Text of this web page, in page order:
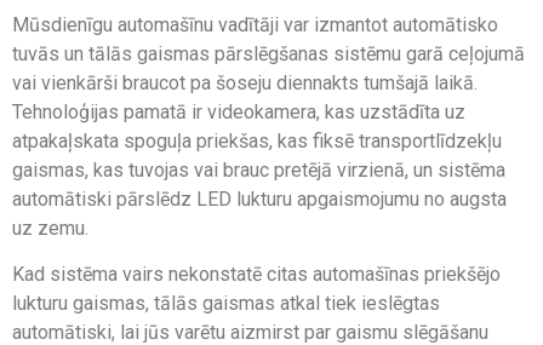
Mūsdienīgu automašīnu vadītāji var izmantot automātisko
tuvās un tālās gaismas pārslēgšanas sistēmu garā ceļojumā
vai vienkārši braucot pa šoseju diennakts tumšajā laikā.
Tehnoloģijas pamatā ir videokamera, kas uzstādīta uz
atpakaļskata spoguļa priekšas, kas fiksē transportlīdzekļu
gaismas, kas tuvojas vai brauc pretējā virzienā, un sistēma
automātiski pārslēdz LED lukturu apgaismojumu no augsta
uz zemu.
Kad sistēma vairs nekonstatē citas automašīnas priekšējo
lukturu gaismas, tālās gaismas atkal tiek ieslēgtas
automātiski, lai jūs varētu aizmirst par gaismu slēgāšanu